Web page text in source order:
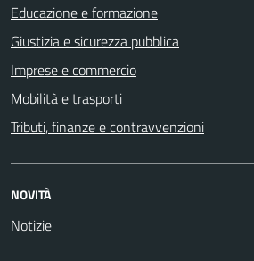
Educazione e formazione
Giustizia e sicurezza pubblica
Imprese e commercio
Mobilità e trasporti
Tributi, finanze e contravvenzioni
NOVITÀ
Notizie